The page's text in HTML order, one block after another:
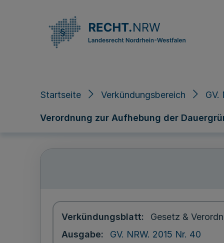
Startseite Verkündungsbereich GV.
Verordnung zur Aufhebung der
Verkündungsblatt
Gesetz &
Ausgabe
GV. NRW. 2015 Nr. 40